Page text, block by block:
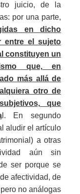
juicio, de la
por una parte,
en dicho
entre el sujeto
constituyen un
que, en
más allá de
otro de
que
l. En segundo
aludir el artículo
a otras
aún sin
ser porque se
afectividad, de
no análogas